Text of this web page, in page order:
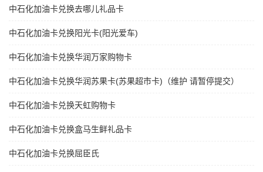
中石化加油卡兑换去哪儿礼品卡
中石化加油卡兑换阳光卡(阳光爱车)
中石化加油卡兑换华润万家购物卡
中石化加油卡兑换华润苏果卡(苏果超市卡)（维护 请暂停提交）
中石化加油卡兑换天虹购物卡
中石化加油卡兑换盒马生鲜礼品卡
中石化加油卡兑换屈臣氏